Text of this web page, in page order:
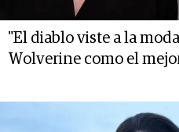
"El diablo viste a la
Wolverine como el